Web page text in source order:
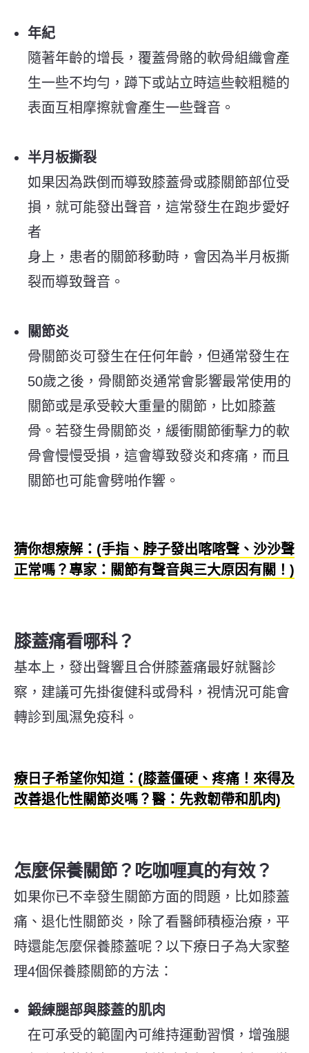
年紀
隨著年齡的增長，覆蓋骨骼的軟骨組織會產
生一些不均勻，蹲下或站立時這些較粗糙的
表面互相摩擦就會產生一些聲音。
半月板撕裂
如果因為跌倒而導致膝蓋骨或膝關節部位受
損，就可能發出聲音，這常發生在跑步愛好
者
身上，患者的關節移動時，會因為半月板撕
裂而導致聲音。
關節炎
骨關節炎可發生在任何年齡，但通常發生在
50歲之後，骨關節炎通常會影響最常使用的
關節或是承受較大重量的關節，比如膝蓋
骨。若發生骨關節炎，緩衝關節衝擊力的軟
骨會慢慢受損，這會導致發炎和疼痛，而且
關節也可能會劈啪作響。
猜你想療解：(手指、脖子發出喀喀聲、沙沙聲
正常嗎？專家：關節有聲音與三大原因有關！)
膝蓋痛看哪科？
基本上，發出聲響且合併膝蓋痛最好就醫診
察，建議可先掛復健科或骨科，視情況可能會
轉診到風濕免疫科。
療日子希望你知道：(膝蓋僵硬、疼痛！來得及
改善退化性關節炎嗎？醫：先救韌帶和肌肉)
怎麼保養關節？吃咖喱真的有效？
如果你已不幸發生關節方面的問題，比如膝蓋
痛、退化性關節炎，除了看醫師積極治療，平
時還能怎麼保養膝蓋呢？以下療日子為大家整
理4個保養膝關節的方法：
鍛練腿部與膝蓋的肌肉
在可承受的範圍內可維持運動習慣，增強腿